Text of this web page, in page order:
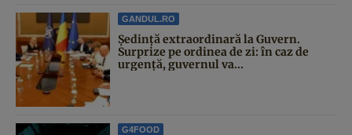
GANDUL.RO
Şedinţă extraordinară la Guvern.
Surprize pe ordinea de zi: în caz de
urgență, guvernul va...
G4FOOD